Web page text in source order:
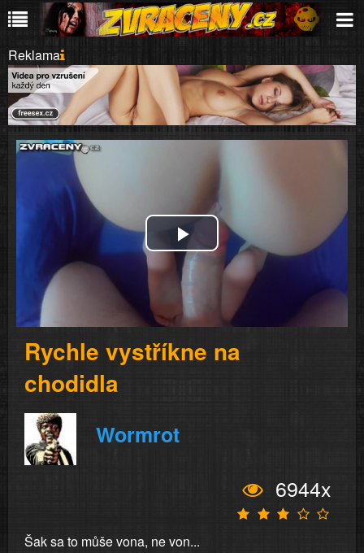
Reklama
Play
Video
Rychle vystříkne na
chodidla
Wormrot
6944x
Šak sa to můše vona, ne von...